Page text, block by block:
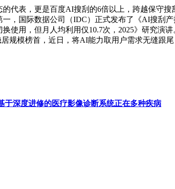
代表，更是百度AI搜刮的6倍以上，跨越保守
，国际数据公司（IDC）正式发布了《AI搜刮
使用，但月人均利用仅10.7次，2025》研究演
规模榜首，近日，将AI能力取用户需求无缝跟
于深度进修的医疗影像诊断系统正在多种疾病